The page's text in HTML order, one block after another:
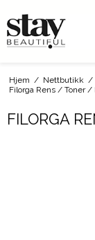
Hjem / Nettbutikk /
Filorga Rens / Toner /
FILORGA